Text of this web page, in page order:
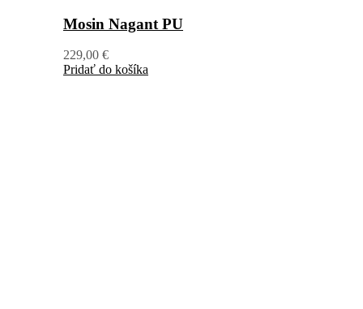
Mosin Nagant PU
229,00 €
Pridať do košíka